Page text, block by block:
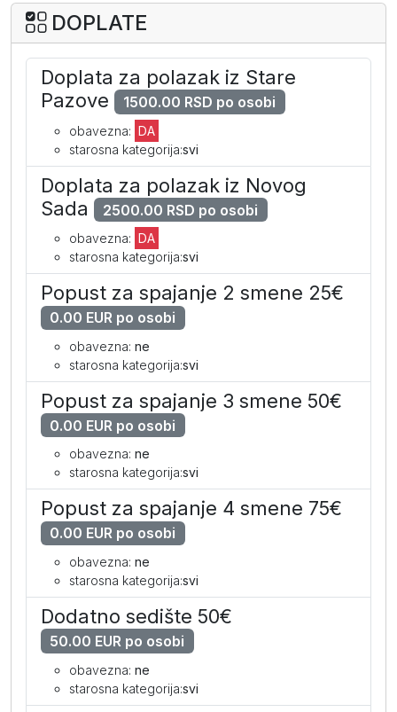
po osobi
I dete dodatno 0-12 69 69
Superior soba pogled dvorište (PP)
po osobi 1065 1029
Superior soba pogled more (PP)
po osobi
DOPLATE
Doplata za polazak iz Stare
Pazove
1500.00 RSD po osobi
obavezna: DA
starosna kategorija:svi
Doplata za polazak iz Novog
Sada
2500.00 RSD po osobi
obavezna: DA
starosna kategorija:svi
Popust za spajanje 2 smene 25€
0.00 EUR po osobi
obavezna: ne
starosna kategorija:svi
Popust za spajanje 3 smene 50€
0.00 EUR po osobi
obavezna: ne
starosna kategorija:svi
Popust za spajanje 4 smene 75€
0.00 EUR po osobi
obavezna: ne
starosna kategorija:svi
Dodatno sedište 50€
50.00 EUR po osobi
obavezna: ne
starosna kategorija:svi